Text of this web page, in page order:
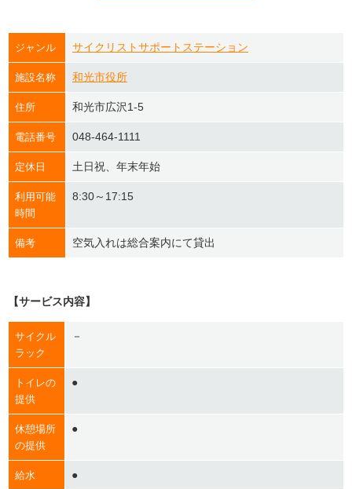
ジャンル サイクリストサポートステーション
施設名称 和光市役所
住所 和光市広沢1-5
電話番号 048-464-1111
定休日 土日祝、年末年始
利用可能
時間
8:30～17:15
備考 空気入れは総合案内にて貸出
【サービス内容】
サイクル
ラック
－
トイレの
提供
●
休憩場所
の提供
●
給水 ●